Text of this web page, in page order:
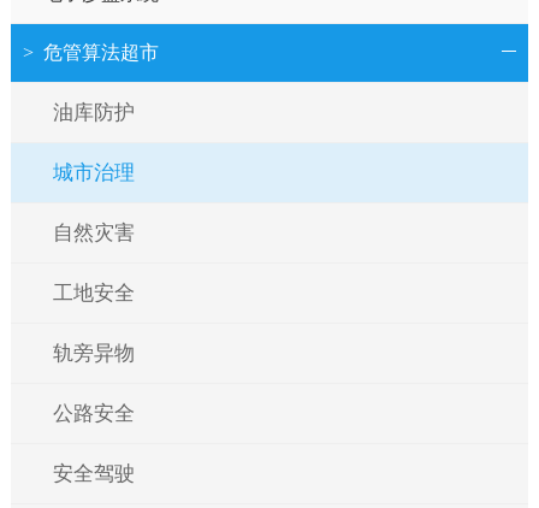
> 危管算法超市
油库防护
城市治理
自然灾害
工地安全
轨旁异物
公路安全
安全驾驶